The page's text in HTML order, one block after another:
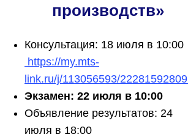
производств»
Консультация: 18 июля в 10:00
https://my.mts-
link.ru/j/113056593/22281592809
Экзамен: 22 июля в 10:00
Объявление результатов: 24
июля в 18:00